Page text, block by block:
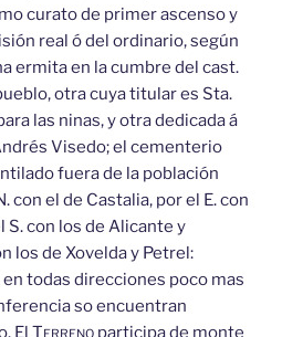
curato de primer ascenso y
real ó del ordinario, según
ermita en la cumbre del cast.
otra cuya titular es Sta.
las ninas, y otra dedicada á
Visedo; el cementerio
fuera de la población
con el de Castalia, por el E. con
S. con los de Alicante y
los de Xovelda y Petrel:
todas direcciones poco mas
so encuentran
El Terreno participa de monte